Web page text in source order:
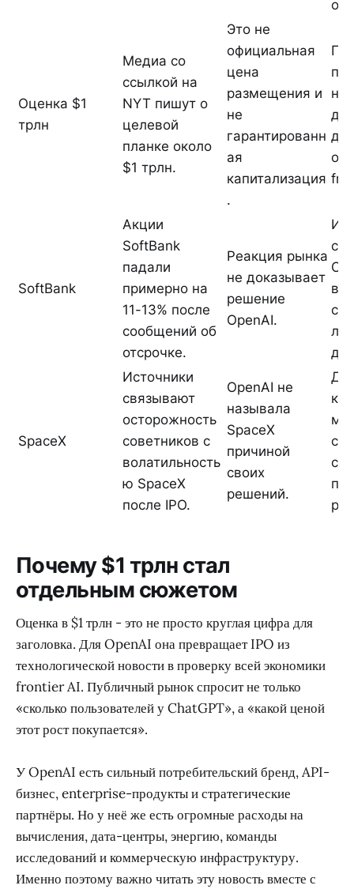
Оценка $1
трлн
Медиа со
ссылкой на
NYT пишут о
целевой
планке около
$1 трлн.
Это не
официальная
цена
размещения и
не
гарантированн
ая
капитализация
.
SoftBank
Акции
SoftBank
падали
примерно на
11-13% после
сообщений об
отсрочке.
Реакция рынка
не доказывает
решение
OpenAI.
SpaceX
Источники
связывают
осторожность
советников с
волатильность
ю SpaceX
после IPO.
OpenAI не
называла
SpaceX
причиной
своих
решений.
Почему $1 трлн стал
отдельным сюжетом
Оценка в $1 трлн - это не просто круглая цифра для
заголовка. Для OpenAI она превращает IPO из
технологической новости в проверку всей экономики
frontier AI. Публичный рынок спросит не только
«сколько пользователей у ChatGPT», а «какой ценой
этот рост покупается».
У OpenAI есть сильный потребительский бренд, API-
бизнес, enterprise-продукты и стратегические
партнёры. Но у неё же есть огромные расходы на
вычисления, дата-центры, энергию, команды
исследований и коммерческую инфраструктуру.
Именно поэтому важно читать эту новость вместе с